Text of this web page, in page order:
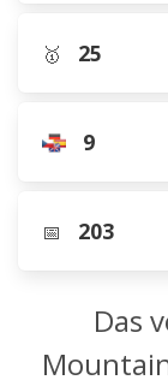
🥇 25
9
📅 203
Das